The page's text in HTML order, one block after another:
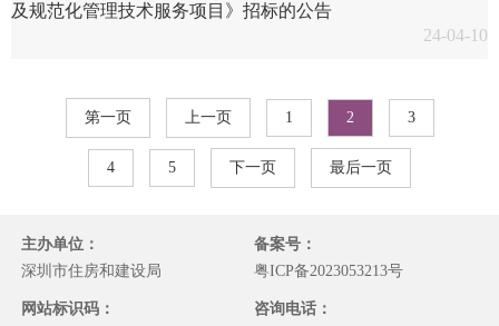
及规范化管理技术服务项目》招标的公告
24-04-10
第一页 上一页 1 2 3
4 5 下一页 最后一页
主办单位：
深圳市住房和建设局
备案号：
粤ICP备2023053213号
网站标识码：
咨询电话：